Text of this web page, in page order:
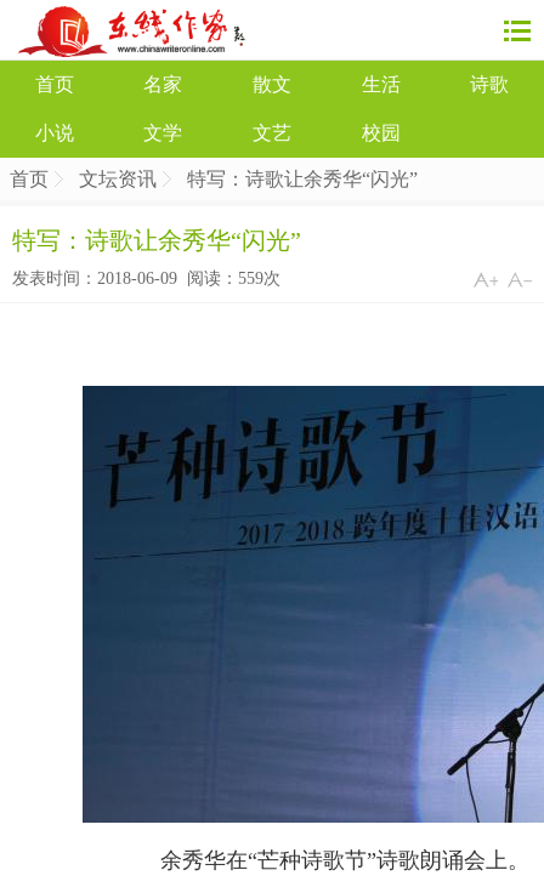
首页 名家 散文 生活 诗歌
小说 文学 文艺 校园
首页 文坛资讯 特写：诗歌让余秀华“闪光”
特写：诗歌让余秀华“闪光”
发表时间：2018-06-09 阅读： 559次
余秀华在“芒种诗歌节”诗歌朗诵会上